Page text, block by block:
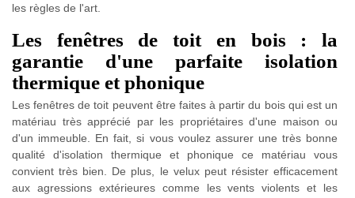
les règles de l'art.
Les fenêtres de toit en bois : la
garantie d'une parfaite isolation
thermique et phonique
Les fenêtres de toit peuvent être faites à partir du bois qui est un
matériau très apprécié par les propriétaires d'une maison ou
d'un immeuble. En fait, si vous voulez assurer une très bonne
qualité d'isolation thermique et phonique ce matériau vous
convient très bien. De plus, le velux peut résister efficacement
aux agressions extérieures comme les vents violents et les